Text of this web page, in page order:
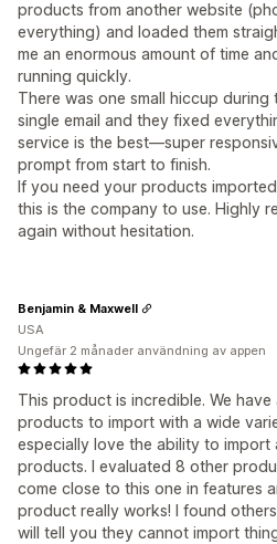
products from another website
everything) and loaded them
me an enormous amount of time
running quickly.
There was one small hiccup
single email and they fixed
service is the best—super
prompt from start to finish.
If you need your products
this is the company to use. Highly
again without hesitation.
This product is incredible. We
products to import with a wide
especially love the ability to import
products. I evaluated 8 other
come close to this one in features
product really works! I found
will tell you they cannot import
Benjamin & Maxwell
USA
Ungefär 2 månader användning av appen